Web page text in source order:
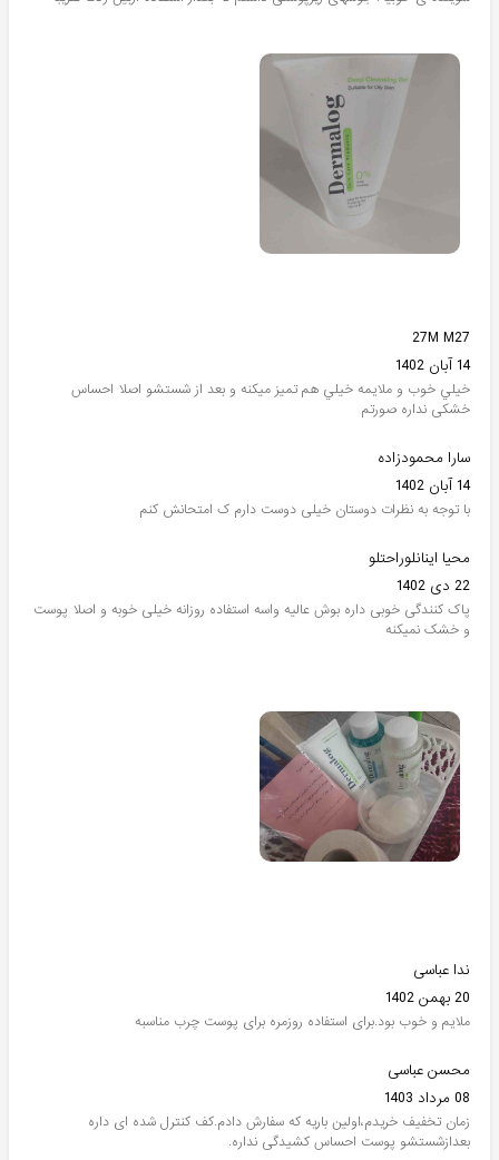
27M M27
14 آبان 1402
خيلي خوب و ملايمه خيلي هم تميز ميكنه و بعد از شستشو اصلا احساس
خشكى نداره صورتم
سارا محمودزاده
14 آبان 1402
با توجه به نظرات دوستان خیلی دوست دارم ک امتحانش کنم
محیا اینانلوراحتلو
22 دی 1402
پاک کنندگی خوبی داره بوش عالیه واسه استفاده روزانه خیلی خوبه و اصلا پوست
و خشک نمیکنه
ندا عباسی
20 بهمن 1402
ملایم و خوب بود.برای استفاده روزمره برای پوست چرب مناسبه
محسن عباسی
08 مرداد 1403
زمان تخفیف خریدم،اولین باریه که سفارش دادم.کف کنترل شده ای داره
بعدازشستشو پوست احساس کشیدگی نداره.